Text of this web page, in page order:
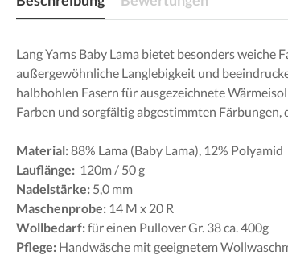
Lang Yarns Baby Lama bietet besonders
außergewöhnliche Langlebigkeit und
halbhohlen Fasern für ausgezeichnete
Farben und sorgfältig abgestimmten
Material:88% Lama (Baby Lama), 12% Polyamid
Lauflänge: 120m / 50 g
Nadelstärke: 5,0 mm
Maschenprobe: 14 M x 20 R
Wollbedarf:für einen Pullover Gr. 38 ca. 400g
Pflege: Handwäsche mit geeignetem